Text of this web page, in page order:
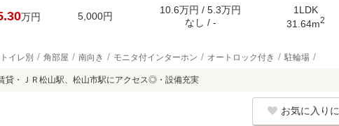
万円 5,000円
10.6万円 / 5.3万円
なし / -
1LDK
31.64m2
イレ別 角部屋 南向き モニタ付インターホン オートロック付き 駐輪場
貸・ＪＲ松山駅、松山市駅にアクセス◎・設備充実
お気に入り